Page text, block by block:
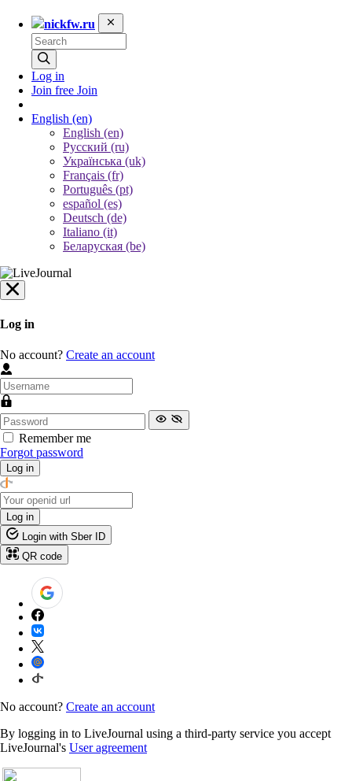
nickfw.ru
Log in
Join free Join
English (en)
English (en)
Русский (ru)
Українська (uk)
Français (fr)
Português (pt)
español (es)
Deutsch (de)
Italiano (it)
Беларуская (be)
Log in
No account? Create an account
Remember me
Forgot password
Log in
Log in
Login with Sber ID
QR code
No account? Create an account
By logging in to LiveJournal using a third-party service you accept
LiveJournal's User agreement